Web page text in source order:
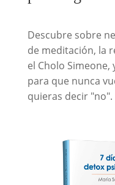
Descubre sobre
de meditación, la
el Cholo
para que nunca
quieras decir "no".